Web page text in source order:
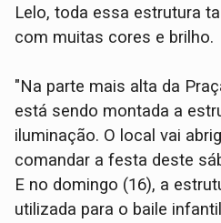
Lelo, toda essa estrutura
com muitas cores e brilho.
"Na parte mais alta da
está sendo montada a
iluminação. O local vai
comandar a festa deste
E no domingo (16), a
utilizada para o baile